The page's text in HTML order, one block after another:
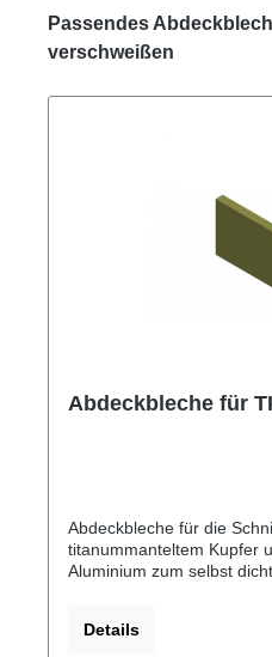
Produktgalerie überspringen
Passendes
verschweißen
Abdeckbleche für
Abdeckbleche für die
titanummanteltem Kupfer
Aluminium zum selbst
Details